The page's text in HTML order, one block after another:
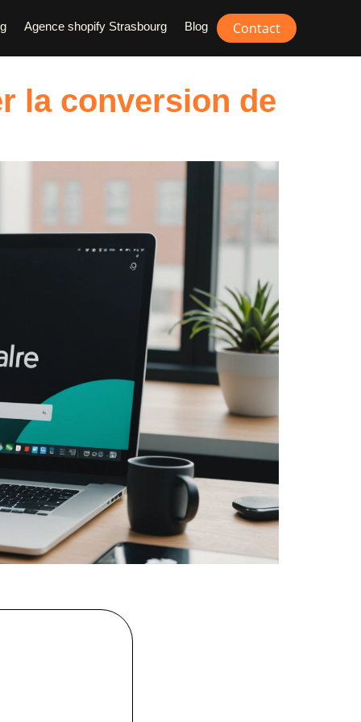
Agence shopify Strasbourg Blog Contact
la conversion de